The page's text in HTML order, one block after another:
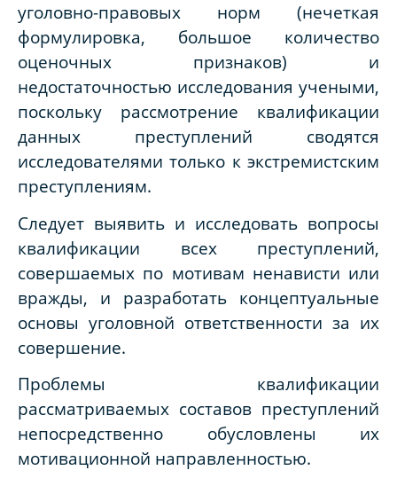
уголовно-правовых норм (нечеткая
формулировка, большое количество
оценочных признаков) и
недостаточностью исследования учеными,
поскольку рассмотрение квалификации
данных преступлений сводятся
исследователями только к экстремистским
преступлениям.
Следует выявить и исследовать вопросы
квалификации всех преступлений,
совершаемых по мотивам ненависти или
вражды, и разработать концептуальные
основы уголовной ответственности за их
совершение.
Проблемы квалификации
рассматриваемых составов преступлений
непосредственно обусловлены их
мотивационной направленностью.